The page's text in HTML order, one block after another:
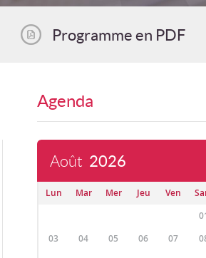
Programme en PDF
Agenda
Août 2026
Lun Mar Mer Jeu Ven
03
04 05 06 07